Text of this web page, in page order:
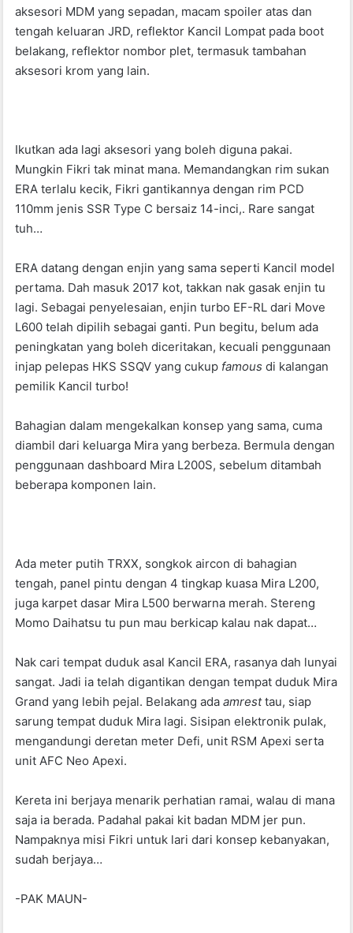
aksesori MDM yang sepadan, macam spoiler atas dan
tengah keluaran JRD, reflektor Kancil Lompat pada boot
belakang, reflektor nombor plet, termasuk tambahan
aksesori krom yang lain.
Ikutkan ada lagi aksesori yang boleh diguna pakai.
Mungkin Fikri tak minat mana. Memandangkan rim sukan
ERA terlalu kecik, Fikri gantikannya dengan rim PCD
110mm jenis SSR Type C bersaiz 14-inci,. Rare sangat
tuh…
ERA datang dengan enjin yang sama seperti Kancil model
pertama. Dah masuk 2017 kot, takkan nak gasak enjin tu
lagi. Sebagai penyelesaian, enjin turbo EF-RL dari Move
L600 telah dipilih sebagai ganti. Pun begitu, belum ada
peningkatan yang boleh diceritakan, kecuali penggunaan
injap pelepas HKS SSQV yang cukup famous di kalangan
pemilik Kancil turbo!
Bahagian dalam mengekalkan konsep yang sama, cuma
diambil dari keluarga Mira yang berbeza. Bermula dengan
penggunaan dashboard Mira L200S, sebelum ditambah
beberapa komponen lain.
Ada meter putih TRXX, songkok aircon di bahagian
tengah, panel pintu dengan 4 tingkap kuasa Mira L200,
juga karpet dasar Mira L500 berwarna merah. Stereng
Momo Daihatsu tu pun mau berkicap kalau nak dapat…
Nak cari tempat duduk asal Kancil ERA, rasanya dah lunyai
sangat. Jadi ia telah digantikan dengan tempat duduk Mira
Grand yang lebih pejal. Belakang adaamresttau, siap
sarung tempat duduk Mira lagi. Sisipan elektronik pulak,
mengandungi deretan meter Defi, unit RSM Apexi serta
unit AFC Neo Apexi.
Kereta ini berjaya menarik perhatian ramai, walau di mana
saja ia berada. Padahal pakai kit badan MDM jer pun.
Nampaknya misi Fikri untuk lari dari konsep kebanyakan,
sudah berjaya…
-PAK MAUN-